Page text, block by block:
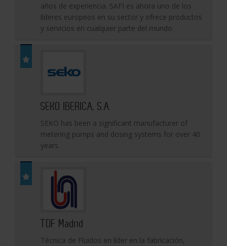
años de experiencia. SAFI es ahora uno de los
líderes europeos en su sector y ofrece productos
y servicios en cualquier parte del mundo.
SEKO IBERICA, S.A.
SEKO has been a significant manufacturer of
metering pumps and dosing systems for over 40
years.
TDF Madrid
Técnica de Fluidos en líder en la fabricación,